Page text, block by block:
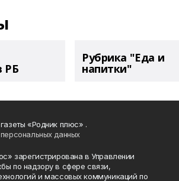
РБ
Рубрика "Еда и
напитки"
«Родник плюс» .
данных
зарегистрирована в Управлении
по надзору в сфере связи,
и массовых коммуникаций по